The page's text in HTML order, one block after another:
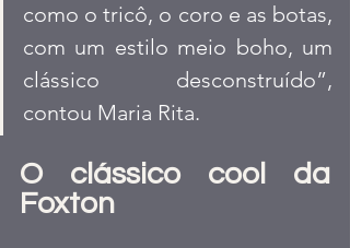
como o tricô, o coro e as botas,
com um estilo meio boho, um
clássico desconstruído”,
contou Maria Rita.
O clássico cool da
Foxton